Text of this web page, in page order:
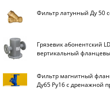
Фильтр латунный Ду 50
Грязевик абонентский
вертикальный
Фильтр магнитный
Ду65 Ру16 с дренажной